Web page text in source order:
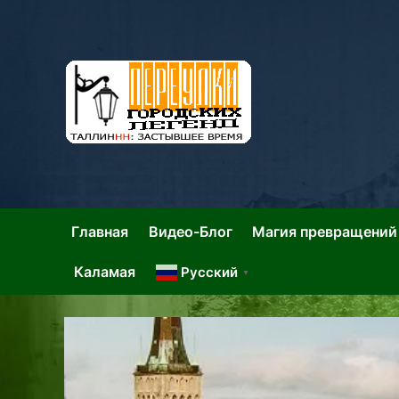
Главная Видео-Блог Магия превращений
Каламая Русский ▼